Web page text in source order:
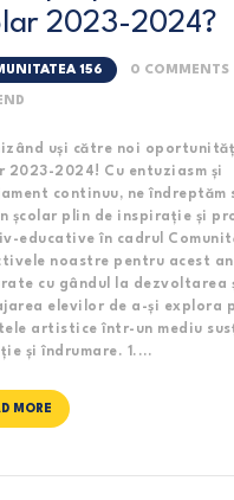
2023-2024?
156 0 COMMENTS
uși către noi
2023-2024! Cu entuziasm și
continuu, ne îndreptăm
școlar plin de inspirație și
educative în cadrul
noastre pentru acest
cu gândul la dezvoltarea
elevilor de a-și explora
artistice într-un mediu
și îndrumare. 1.…
MORE